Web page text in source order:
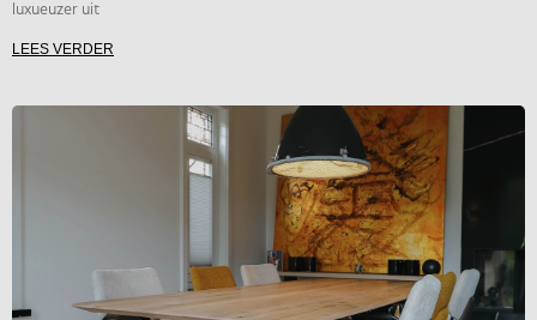
luxueuzer uit
LEES VERDER